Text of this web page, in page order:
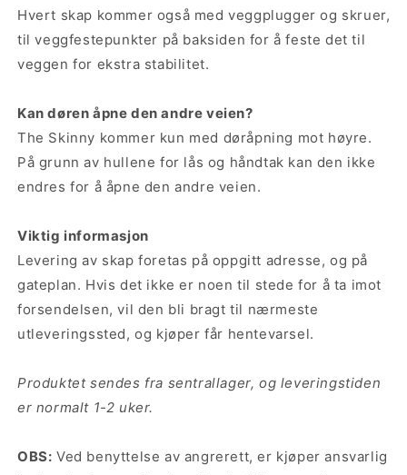
Hvert skap kommer også med veggplugger og skruer,
til veggfestepunkter på baksiden for å feste det til
veggen for ekstra stabilitet.
Kan døren åpne den andre veien?
The Skinny kommer kun med døråpning mot høyre.
På grunn av hullene for lås og håndtak kan den ikke
endres for å åpne den andre veien.
Viktig informasjon
Levering av skap foretas på oppgitt adresse, og på
gateplan. Hvis det ikke er noen til stede for å ta imot
forsendelsen, vil den bli bragt til nærmeste
utleveringssted, og kjøper får hentevarsel.
Produktet sendes fra sentrallager, og leveringstiden
er normalt 1-2 uker.
OBS: Ved benyttelse av angrerett, er kjøper ansvarlig